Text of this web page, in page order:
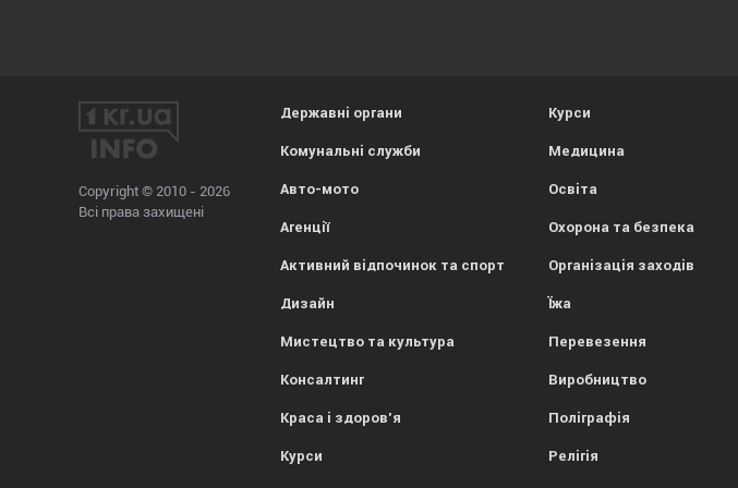
Copyright © 2010 - 2026
Всі права захищені
Державні органи
Комунальні служби
Авто-мото
Агенції
Активний відпочинок та спорт
Дизайн
Мистецтво та культура
Консалтинг
Краса і здоров'я
Курси
Курси
Медицина
Освіта
Охорона та безпека
Організація заходів
Їжа
Перевезення
Виробництво
Поліграфія
Релігія